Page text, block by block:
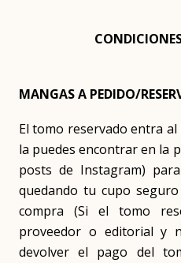
MANGAS A PEDIDO/
El tomo reservado entra al
la puedes encontrar en la
posts de Instagram)
quedando tu cupo
compra (Si el tomo
proveedor o editorial y
devolver el pago del